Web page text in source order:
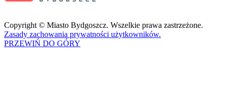
Copyright © Miasto Bydgoszcz. Wszelkie prawa zastrzeżone.
Zasady zachowania prywatności użytkowników.
PRZEWIŃ DO GÓRY